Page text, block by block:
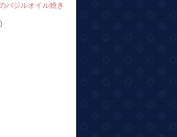
バジルオイル焼き